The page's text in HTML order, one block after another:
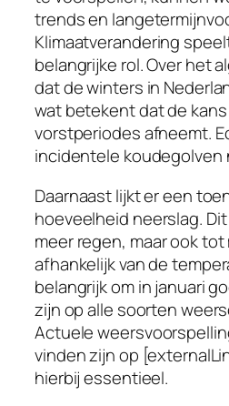
trends en
Klimaatverandering
belangrijke rol. Over het
dat de winters in
wat betekent dat de
vorstperiodes afneemt.
incidentele koudegolven
Daarnaast lijkt er een
hoeveelheid neerslag.
meer regen, maar ook
afhankelijk van de
belangrijk om in januari
zijn op alle soorten
Actuele
vinden zijn op
hierbij essentieel.